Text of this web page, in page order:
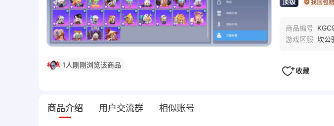
1人刚刚浏览该商品
宿***一 发起了砍价
商品编号
游戏区服 坎公
收藏
商品介绍 用户交流群 相似账号